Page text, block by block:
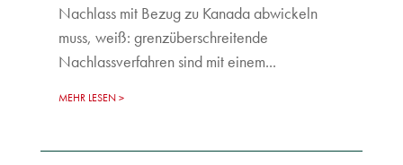
Nachlass mit Bezug zu Kanada abwickeln
muss, weiß: grenzüberschreitende
Nachlassverfahren sind mit einem...
MEHR LESEN